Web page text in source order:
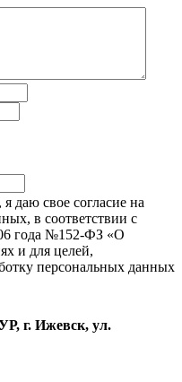
даю свое согласие на
в соответствии с
года №152-ФЗ «О
и для целей,
персональных данных
г. Ижевск, ул.